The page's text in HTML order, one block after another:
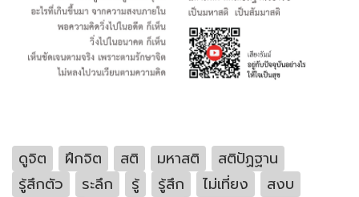
ดูจิต ฝึกจิต สติ มหาสติ
สติปัฏฐาน
รู้สึกตัว
ระลึก รู้ รู้สึก ไม่เที่ยง
สงบ